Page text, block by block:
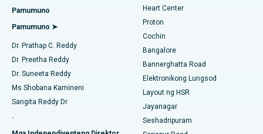
Maghanap ng Diabetologist
Maghanap ng Ginekologo
Maghanap ng Pangkalahatang Doktor
Pinakamahusay na Ospital sa Kotturpuram, Chennai
Pinakamahusay na Ospital sa Kovai Road, Karur
Pinakamahusay na Ospital sa Karapakkam, Chennai
Pinakamahusay na Ospital sa Arilova, Vizag
Pinakamahusay na Ospital sa Kanpur Road, Lucknow
Pinakamahusay na Ospital sa Sektor-26, Noida
Pag-aayos ng MitraClip Valve
Minimally Invasive Cardiac Surgery
Pagwawaksi ng Catheter
ACL Reconstruction Surgery
Pagpapalit ng Balikat na Balikat
Endometrial Ablation
Pamumuno
Pamumuno ➤
Dr. Prathap C. Reddy
Dr. Preetha Reddy
Dr. Suneeta Reddy
Ms Shobana Kamineni
Sangita Reddy Dr
.
Heart Center
Proton
Cochin
Bangalore
Bannerghatta Road
Elektronikong Lungsod
Layout ng HSR
Jayanagar
Seshadripuram